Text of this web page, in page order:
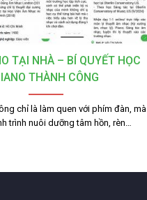
TẠI NHÀ – BÍ QUYẾT HỌC
THÀNH CÔNG
chỉ là làm quen với phím đàn, mà
trình nuôi dưỡng tâm hồn, rèn…